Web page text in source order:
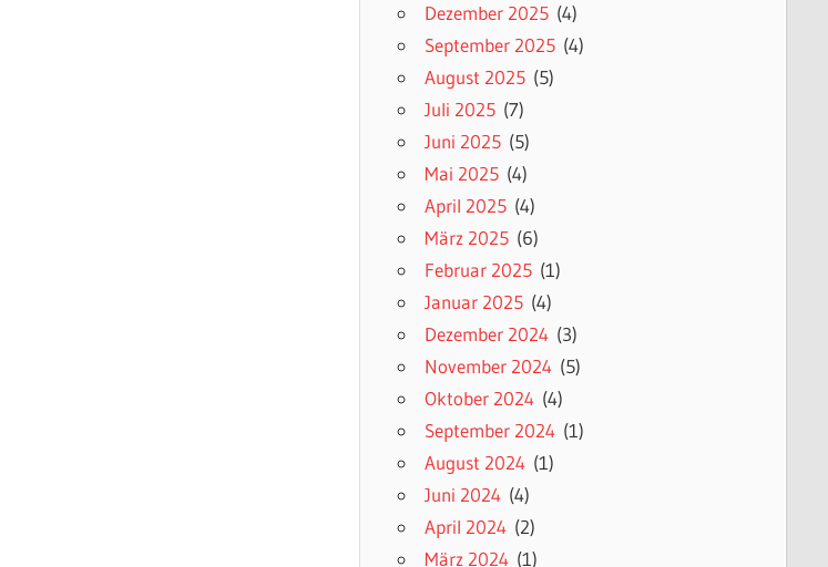
Dezember 2025(4)
September 2025(4)
August 2025(5)
Juli 2025(7)
Juni 2025(5)
Mai 2025(4)
April 2025(4)
März 2025(6)
Februar 2025(1)
Januar 2025(4)
Dezember 2024(3)
November 2024(5)
Oktober 2024(4)
September 2024(1)
August 2024(1)
Juni 2024(4)
April 2024(2)
März 2024(1)